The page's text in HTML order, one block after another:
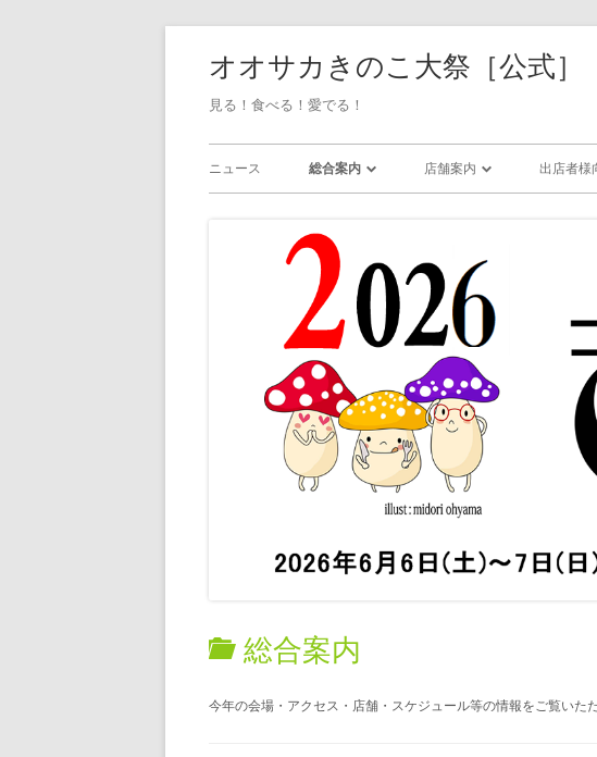
オオサカきのこ大祭［公式］
見る！食べる！愛でる！
ニュース 総合案内
ステージイベント
展示 / 無料企画
ワークショップ
店舗案内
グッズ捜索
・雑貨
・アクセサリ
・ガラス/レジン
・粘土/陶器/紙/木工/樹脂
・衣類/布小物/刺繍
・絵/書籍/写真
出店者様
総合案内
今年の会場・アクセス・店舗・スケジュール等の情報をご覧いただ